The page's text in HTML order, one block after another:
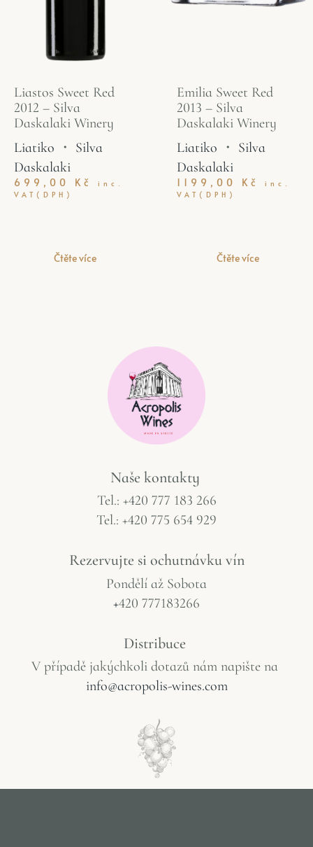
Liastos Sweet Red
2012 – Silva
Daskalaki Winery
Liatiko ・ Silva
Daskalaki
699,00 Kč
inc.
VAT(DPH)
Čtěte více
Emilia Sweet Red
2013 – Silva
Daskalaki Winery
Liatiko ・ Silva
Daskalaki
1199,00 Kč
inc.
VAT(DPH)
Čtěte více
Naše kontakty
Tel.: +420 777 183 266
Tel.: +420 775 654 929
Rezervujte si ochutnávku vín
Pondělí až Sobota
+420 777183266
Distribuce
V případě jakýchkoli dotazů nám napište na
info@acropolis-wines.com